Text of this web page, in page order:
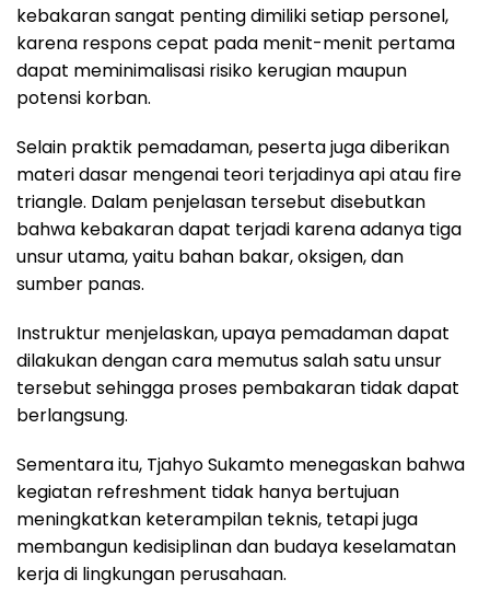
kebakaran sangat penting dimiliki setiap personel,
karena respons cepat pada menit-menit pertama
dapat meminimalisasi risiko kerugian maupun
potensi korban.
Selain praktik pemadaman, peserta juga diberikan
materi dasar mengenai teori terjadinya api atau fire
triangle. Dalam penjelasan tersebut disebutkan
bahwa kebakaran dapat terjadi karena adanya tiga
unsur utama, yaitu bahan bakar, oksigen, dan
sumber panas.
Instruktur menjelaskan, upaya pemadaman dapat
dilakukan dengan cara memutus salah satu unsur
tersebut sehingga proses pembakaran tidak dapat
berlangsung.
Sementara itu, Tjahyo Sukamto menegaskan bahwa
kegiatan refreshment tidak hanya bertujuan
meningkatkan keterampilan teknis, tetapi juga
membangun kedisiplinan dan budaya keselamatan
kerja di lingkungan perusahaan.